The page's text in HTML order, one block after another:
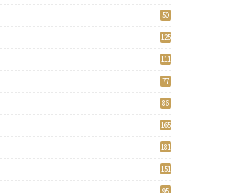
50
125
111
77
86
165
181
151
95